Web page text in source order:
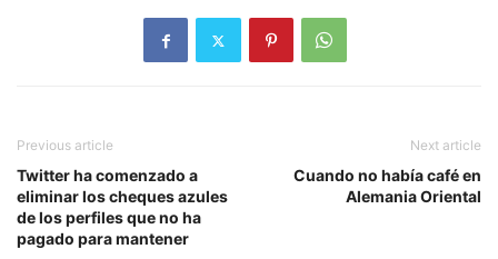
Previous article
Twitter ha comenzado a
eliminar los cheques azules
de los perfiles que no ha
pagado para mantener
Next article
Cuando no había café en
Alemania Oriental